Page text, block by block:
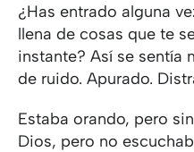
¿Has entrado alguna
llena de cosas que te
instante? Así se sentía
de ruido. Apurado.
Estaba orando, pero
Dios, pero no